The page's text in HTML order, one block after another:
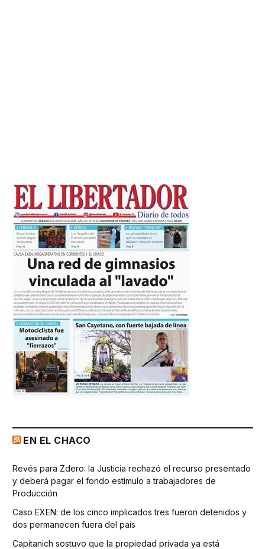
EN EL CHACO
Revés para Zdero: la Justicia rechazó el recurso presentado
y deberá pagar el fondo estímulo a trabajadores de
Producción
Caso EXEN: de los cinco implicados tres fueron detenidos y
dos permanecen fuera del país
Capitanich sostuvo que la propiedad privada ya está